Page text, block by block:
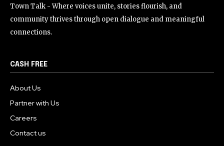
Town Talk - Where voices unite, stories flourish, and
community thrives through open dialogue and meaningful
connections.
CASH FREE
About Us
Partner with Us
Careers
Contact us